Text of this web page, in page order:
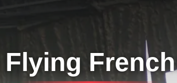
Flying